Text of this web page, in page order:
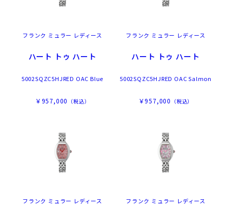
フランク ミュラー レディース
ハート トゥ ハート
5002SQZC5HJRED OAC Blue
￥957,000 （税込）
フランク ミュラー レディース
ハート トゥ ハート
5002SQZC5HJRED OAC Salmon
￥957,000 （税込）
フランク ミュラー レディース フランク ミュラー レディース